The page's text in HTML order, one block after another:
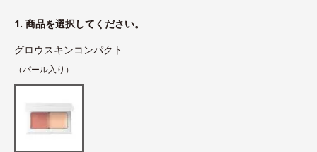
1. 商品を選択してください。
グロウスキンコンパクト
（パール入り）